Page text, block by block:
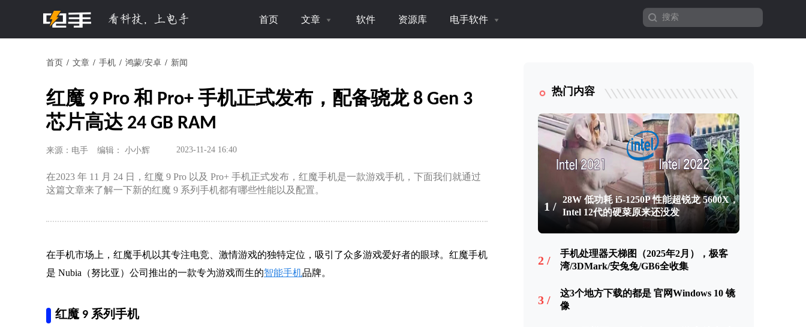
首页 文章 软件 资源库 电手软件
首页 文章 手机 鸿蒙/安卓 新闻
红魔 9 Pro 和 Pro+ 手机正式发布，配备骁龙 8 Gen 3
芯片高达 24 GB RAM
来源：电手 编辑： 小小辉 2023-11-24 16:40
在2023 年 11 月 24 日，红魔 9 Pro 以及 Pro+ 手机正式发布，红魔手机是一款游戏手机，下面我们就通过
这篇文章来了解一下新的红魔 9 系列手机都有哪些性能以及配置。
在手机市场上，红魔手机以其专注电竞、激情游戏的独特定位，吸引了众多游戏爱好者的眼球。红魔手机
是 Nubia（努比亚）公司推出的一款专为游戏而生的智能手机品牌。
红魔 9 系列手机
热门内容
1 /
28W 低功耗 i5-1250P 性能超锐龙 5600X，
Intel 12代的硬菜原来还没发
2 /
手机处理器天梯图（2025年2月），极客
湾/3DMark/安兔兔/GB6全收集
3 /
这3个地方下载的都是 官网Windows 10 镜
像